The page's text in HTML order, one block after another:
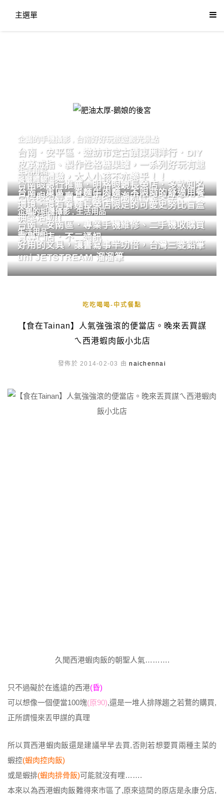
主選單
肥油太厚-鵝娘的後宮
企鵝的手機攝影 台南好好玩旅遊觀光景點
台南．安平區．遊訪市定古蹟東興洋行．DIY
皮革戒指、製作性格糖果罐，一系列好玩有趣
的手作體驗，大人小孩不亦樂乎！！
生活用品
台南眼鏡行推薦．明格眼鏡長榮店．多款知名
品牌眼鏡專賣．掌握時尚潮流配鏡美學。
餐廳體驗
台南．東區．眷麵牛肉麵．不限時的舒適用餐
環境．還有眷麵長榮店限定的可愛史努比盲盒
抽獎活動!!
企鵝的相機攝影,生活用品
台南．安南區．專業手機維修、二手機收購買
賣專門店．不二通訊
生活用品
好用的文具，讓書寫事半功倍，台灣三菱鉛筆
uni JETSTREAM 溜溜筆
吃吃喝喝-中式餐點
【食在Tainan】人氣強強滾的便當店。晚來丟買謀
ㄟ西港蝦肉飯小北店
發佈於 2014-02-03 由naichennai
久聞西港蝦肉飯的朝聖人氣……….
只不過礙於在遙遠的西港(昏)
可以想像一個便當100塊(原90),還是一堆人排隊趨之若鶩的購買,
正所謂慢來丟甲謀的真理
所以買西港蝦肉飯還是建議早早去買,否則若想要買兩種主菜的
蝦控(蝦肉控肉飯)
或是蝦排(蝦肉排骨飯)可能就沒有哩…….
本來以為西港蝦肉飯難得來市區了,原來這間的原店是永康分店,